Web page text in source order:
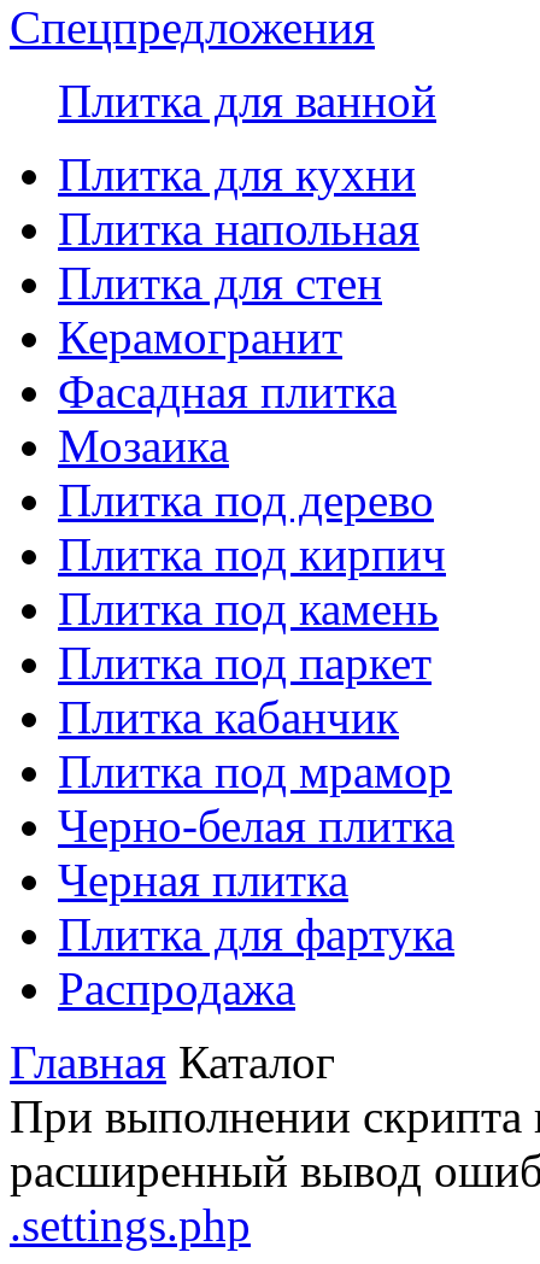
Спецпредложения
Плитка для ванной
Плитка для кухни
Плитка напольная
Плитка для стен
Керамогранит
Фасадная плитка
Мозаика
Плитка под дерево
Плитка под кирпич
Плитка под камень
Плитка под паркет
Плитка кабанчик
Плитка под мрамор
Черно-белая плитка
Черная плитка
Плитка для фартука
Распродажа
Главная Каталог
При выполнении
расширенный вывод
.settings.php